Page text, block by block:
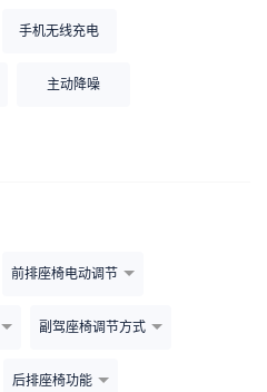
手机无线充电
主动降噪
前排座椅电动调节
副驾座椅调节方式
后排座椅功能